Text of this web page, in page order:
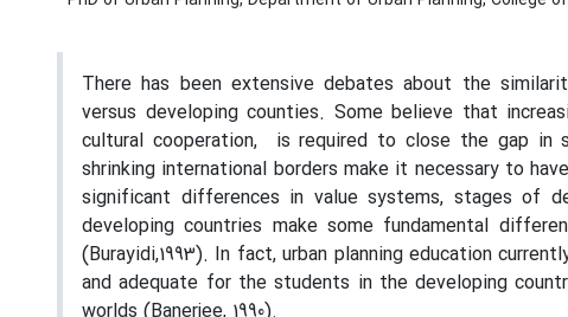
There has been extensive debates about the
versus developing counties. Some believe that
cultural cooperation,
is required to close the gap in
shrinking international borders make it necessary to
significant differences in value systems, stages of
developing countries make some fundamental
(Burayidi,1993). In fact, urban planning education
and adequate for the students in the developing